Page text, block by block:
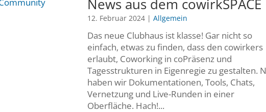
News aus dem cowirkSPACE
12. Februar 2024 |Allgemein
Das neue Clubhaus ist klasse! Gar nicht so
einfach, etwas zu finden, dass den cowirkers
erlaubt, Coworking in coPräsenz und
Tagesstrukturen in Eigenregie zu gestalten.
haben wir Dokumentationen, Tools, Chats,
Vernetzung und Live-Runden in einer
Oberfläche. Hach!...